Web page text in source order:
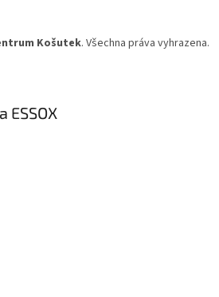
Košutek. Všechna práva vyhrazena.
ESSOX